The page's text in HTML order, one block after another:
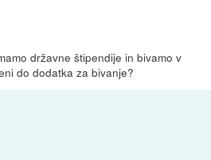
državne štipendije in bivamo v
do dodatka za bivanje?